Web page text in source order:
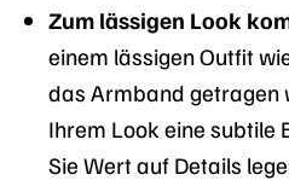
Zum lässigen Look
einem lässigen Outfit
das Armband getragen
Ihrem Look eine subtile
Sie Wert auf Details